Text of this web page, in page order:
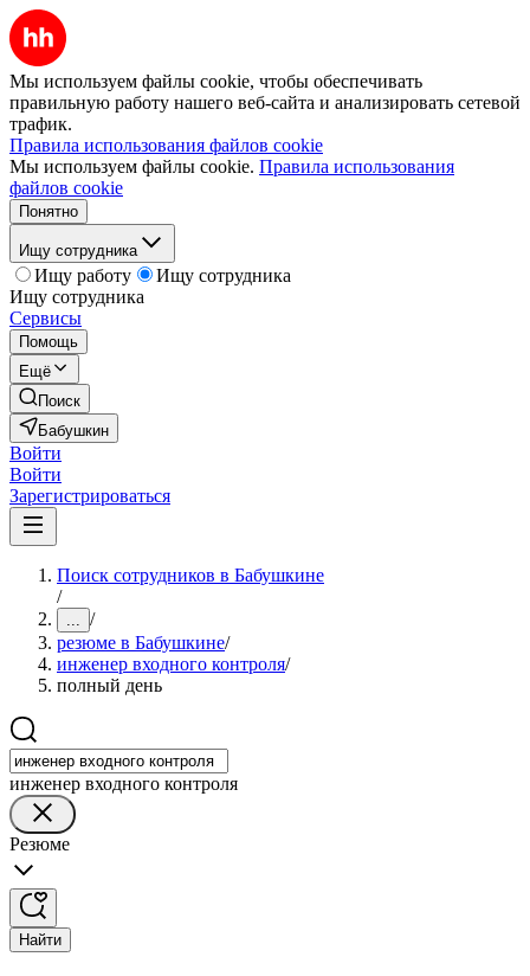
Мы используем файлы cookie, чтобы обеспечивать
правильную работу нашего веб-сайта и анализировать сетевой
трафик.
Правила использования файлов cookie
Мы используем файлы cookie. Правила использования
файлов cookie
Понятно
Ищу сотрудника
Ищу работу
Ищу сотрудника
Ищу сотрудника
Сервисы
Помощь
Ещё
Поиск
Бабушкин
Войти
Войти
Зарегистрироваться
Поиск сотрудников в Бабушкине
/
... /
резюме в Бабушкине/
инженер входного контроля/
полный день
инженер входного контроля
Резюме
Найти